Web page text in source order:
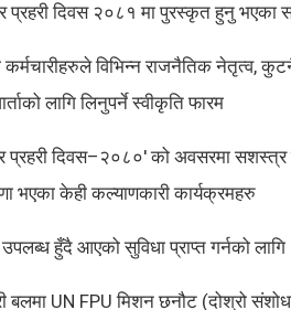
दिवस २०८१ मा पुरस्कृत हुनु भएका
विभिन्न राजनैतिक नेतृत्व,
लागि लिनुपर्ने स्वीकृति फारम
दिवस–२०८०' को अवसरमा सशस्त्र
भएका केही कल्याणकारी कार्यक्रमहरु
हुँदै आएको सुविधा प्राप्त गर्नको लागि
बलमा UN FPU मिशन छनौट (दोश्रो